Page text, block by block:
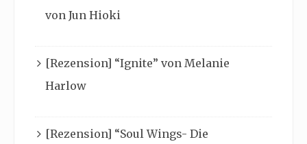
von Jun Hioki
[Rezension] “Ignite” von Melanie
Harlow
[Rezension] “Soul Wings- Die